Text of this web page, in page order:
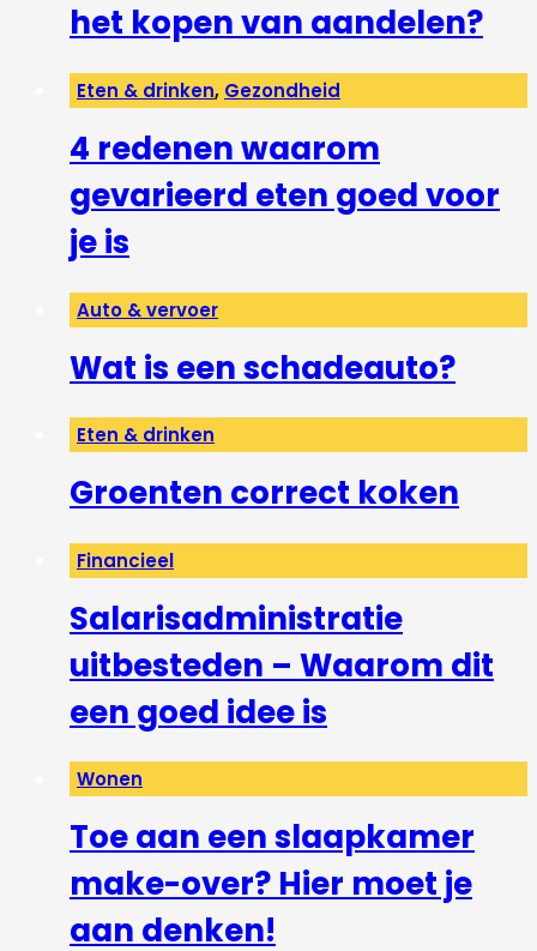
het kopen van aandelen?
Eten & drinken, Gezondheid
4 redenen waarom
gevarieerd eten goed voor
je is
Auto & vervoer
Wat is een schadeauto?
Eten & drinken
Groenten correct koken
Financieel
Salarisadministratie
uitbesteden – Waarom dit
een goed idee is
Wonen
Toe aan een slaapkamer
make-over? Hier moet je
aan denken!